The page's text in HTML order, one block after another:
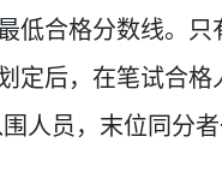
低合格分数线。
定后，在笔试合
人员，末位同分